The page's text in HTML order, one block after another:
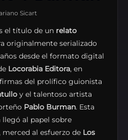
Sicart
el título de un relato
originalmente serializado
desde el formato digital
Locorabia Editora, en
del prolífico guionista
y el talentoso artista
Pablo Burman. Esta
al papel sobre
al esfuerzo de Los